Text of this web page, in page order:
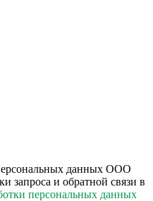
данных ООО
и обратной связи в
персональных данных